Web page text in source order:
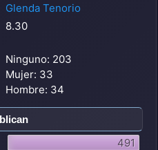
Glenda Tenorio
8.30
Ninguno: 203
Mujer: 33
Hombre: 34
491